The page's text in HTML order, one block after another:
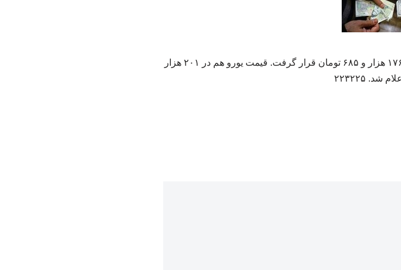
به گزارش اد فروت، قیمت دلار در روز چهارشنبه در قیمت ۱۷۶ هزار و ۶۸۵ تومان قرار گرفت. قیمت یورو هم در ۲۰۱ هزار